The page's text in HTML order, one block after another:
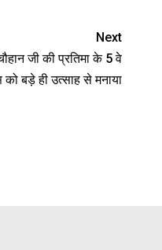
Next
जी की प्रतिमा के 5 वे
को बड़े ही उत्साह से मनाया